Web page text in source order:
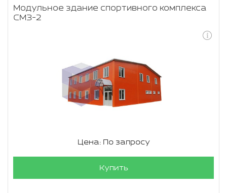
Модульное здание спортивного комплекса
СМЗ-2
Цена: По запросу
Купить